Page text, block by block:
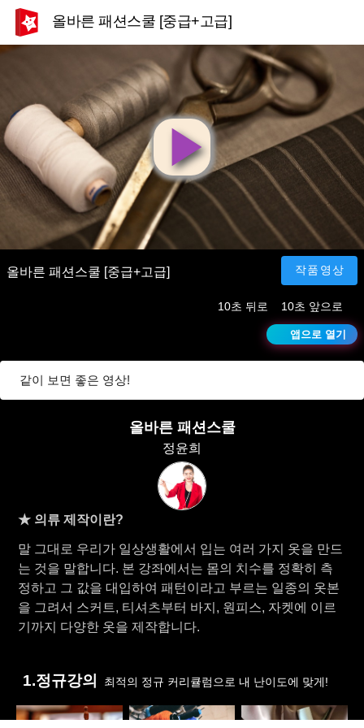
올바른 패션스쿨 [중급+고급]
영
상
재
생
올바른 패션스쿨 [중급+고급] 작품영상
10초 뒤로 10초 앞으로
앱으로 열기
같이 보면 좋은 영상!
올바른 패션스쿨
정윤희
★ 의류 제작이란?
말 그대로 우리가 일상생활에서 입는 여러 가지 옷을 만드
는 것을 말합니다. 본 강좌에서는 몸의 치수를 정확히 측
정하고 그 값을 대입하여 패턴이라고 부르는 일종의 옷본
을 그려서 스커트, 티셔츠부터 바지, 원피스, 자켓에 이르
기까지 다양한 옷을 제작합니다.
1.정규강의 최적의 정규 커리큘럼으로 내 난이도에 맞게!